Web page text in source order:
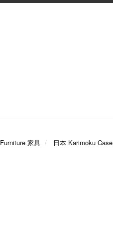
Furniture 家具 日本 Karimoku Case